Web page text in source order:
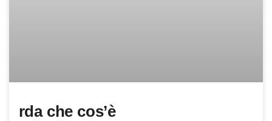
rda che cos’è